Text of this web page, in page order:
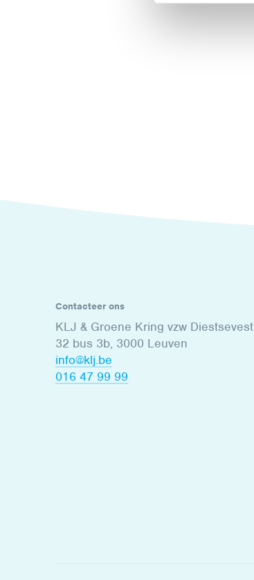
Contacteer ons
KLJ & Groene Kring vzw Diestsevest
32 bus 3b, 3000 Leuven
info@klj.be​
016 47 99 99